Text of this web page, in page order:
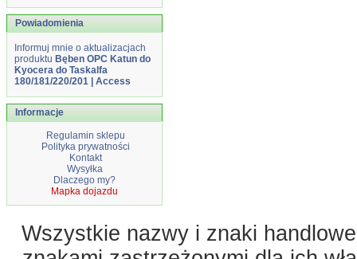
Powiadomienia
Informuj mnie o aktualizacjach
produktu Bęben OPC Katun do
Kyocera do Taskalfa
180/181/220/201 | Access
Informacje
Regulamin sklepu
Polityka prywatności
Kontakt
Wysyłka
Dlaczego my?
Mapka dojazdu
Wszystkie nazwy i znaki